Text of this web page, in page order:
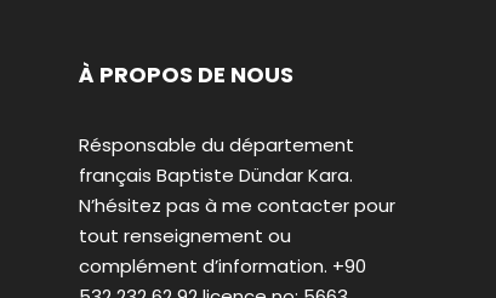
À PROPOS DE NOUS
Résponsable du département
français Baptiste Dündar Kara.
N’hésitez pas à me contacter pour
tout renseignement ou
complément d’information. +90